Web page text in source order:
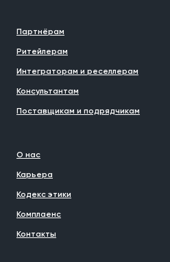
Партнёрам
Ритейлерам
Интеграторам и реселлерам
Консультантам
Поставщикам и подрядчикам
О нас
Карьера
Кодекс этики
Комплаенс
Контакты